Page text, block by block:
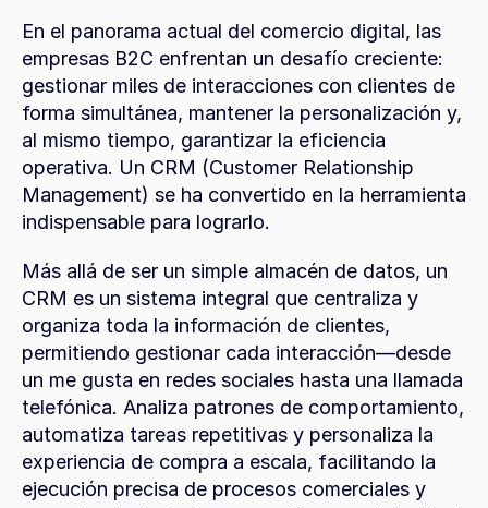
En el panorama actual del comercio digital, las
empresas B2C enfrentan un desafío creciente:
gestionar miles de interacciones con clientes de
forma simultánea, mantener la personalización y,
al mismo tiempo, garantizar la eficiencia
operativa. Un CRM (Customer Relationship
Management) se ha convertido en la herramienta
indispensable para lograrlo.
Más allá de ser un simple almacén de datos, un
CRM es un sistema integral que centraliza y
organiza toda la información de clientes,
permitiendo gestionar cada interacción—desde
un me gusta en redes sociales hasta una llamada
telefónica. Analiza patrones de comportamiento,
automatiza tareas repetitivas y personaliza la
experiencia de compra a escala, facilitando la
ejecución precisa de procesos comerciales y